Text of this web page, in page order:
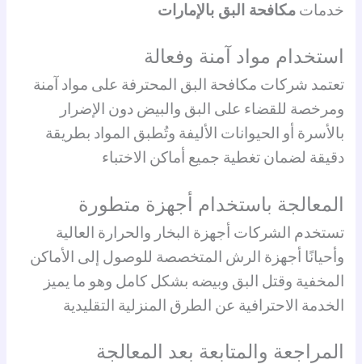
خدماتمكافحة البق بالإمارات
استخدام مواد آمنة وفعالة
تعتمد شركات مكافحة البق المحترفة على مواد آمنة
ومرخصة للقضاء على البق والبيض دون الإضرار
بالأسرة أو الحيوانات الأليفة وتُطبق المواد بطريقة
دقيقة لضمان تغطية جميع أماكن الاختباء
المعالجة باستخدام أجهزة متطورة
تستخدم الشركات أجهزة البخار والحرارة العالية
وأحيانًا أجهزة الرش المتخصصة للوصول إلى الأماكن
المخفية وقتل البق وبيضه بشكل كامل وهو ما يميز
الخدمة الاحترافية عن الطرق المنزلية التقليدية
المراجعة والمتابعة بعد المعالجة